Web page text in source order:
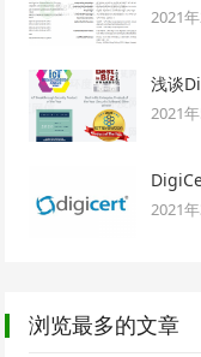
2021
浅谈
2021
2021
浏览最多的文章